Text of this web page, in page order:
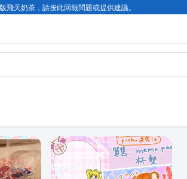
飛天奶茶，請按此回報問題或提供建議。